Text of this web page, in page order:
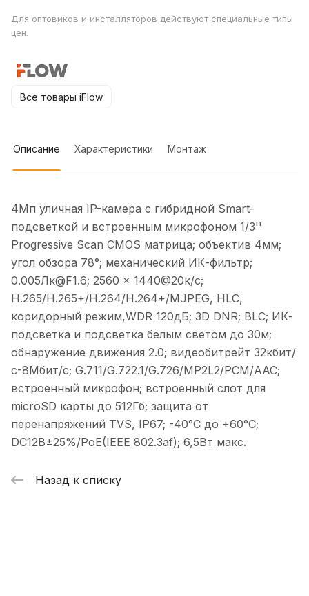
Для оптовиков и инсталляторов действуют специальные типы
цен.
Все товары iFlow
Описание Характеристики Монтаж
4Мп уличная IP-камера с гибридной Smart-
подсветкой и встроенным микрофоном 1/3''
Progressive Scan CMOS матрица; объектив 4мм;
угол обзора 78°; механический ИК-фильтр;
0.005Лк@F1.6; 2560 × 1440@20к/с;
H.265/H.265+/H.264/H.264+/MJPEG, HLC,
коридорный режим,WDR 120дБ; 3D DNR; BLC; ИК-
подсветка и подсветка белым светом до 30м;
обнаружение движения 2.0; видеобитрейт 32кбит/
с-8Мбит/с; G.711/G.722.1/G.726/MP2L2/PCM/AAC;
встроенный микрофон; встроенный слот для
microSD карты до 512Гб; защита от
перенапряжений TVS, IP67; -40°C до +60°C;
DC12В±25%/PoE(IEEE 802.3af); 6,5Вт макс.
Назад к списку